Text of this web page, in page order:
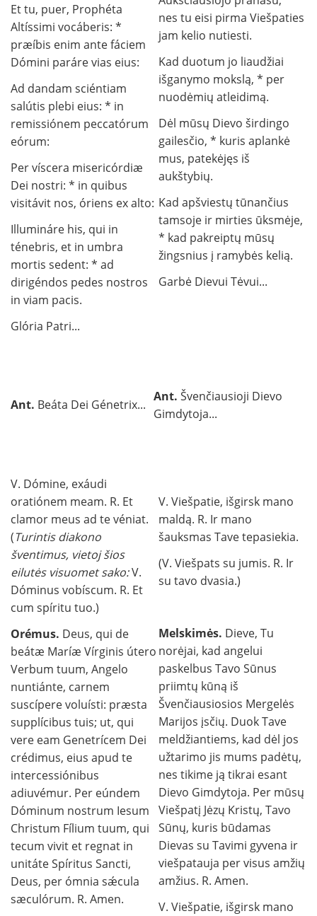
Et tu, puer, Prophéta
Altíssimi vocáberis: *
præíbis enim ante fáciem
Dómini paráre vias eius:
Ad dandam sciéntiam
salútis plebi eius: * in
remissiónem peccatórum
eórum:
Per víscera misericórdiæ
Dei nostri: * in quibus
visitávit nos, óriens ex alto:
Illumináre his, qui in
ténebris, et in umbra
mortis sedent: * ad
dirigéndos pedes nostros
in viam pacis.
Glória Patri...
nes tu eisi pirma Viešpaties
jam kelio nutiesti.
Kad duotum jo liaudžiai
išganymo mokslą, * per
nuodėmių atleidimą.
Dėl mūsų Dievo širdingo
gailesčio, * kuris aplankė
mus, patekėjęs iš
aukštybių.
Kad apšviestų tūnančius
tamsoje ir mirties ūksmėje,
* kad pakreiptų mūsų
žingsnius į ramybės kelią.
Garbė Dievui Tėvui...
Ant. Beáta Dei Génetrix...
Ant. Švenčiausioji Dievo
Gimdytoja...
V. Dómine, exáudi
oratiónem meam. R. Et
clamor meus ad te véniat.
(Turintis diakono
šventimus, vietoj šios
eilutės visuomet sako:V.
Dóminus vobíscum. R. Et
cum spíritu tuo.)
Orémus. Deus, qui de
beátæ Maríæ Vírginis útero
Verbum tuum, Angelo
nuntiánte, carnem
suscípere voluísti: præsta
supplícibus tuis; ut, qui
vere eam Genetrícem Dei
crédimus, eius apud te
intercessiónibus
adiuvémur. Per eúndem
Dóminum nostrum Iesum
Christum Fílium tuum, qui
tecum vivit et regnat in
unitáte Spíritus Sancti,
Deus, per ómnia sǽcula
sæculórum. R. Amen.
V. Viešpatie, išgirsk mano
maldą. R. Ir mano
šauksmas Tave tepasiekia.
(V. Viešpats su jumis. R. Ir
su tavo dvasia.)
Melskimės. Dieve, Tu
norėjai, kad angelui
paskelbus Tavo Sūnus
priimtų kūną iš
Švenčiausiosios Mergelės
Marijos įsčių. Duok Tave
meldžiantiems, kad dėl jos
užtarimo jis mums padėtų,
nes tikime ją tikrai esant
Dievo Gimdytoja. Per mūsų
Viešpatį Jėzų Kristų, Tavo
Sūnų, kuris būdamas
Dievas su Tavimi gyvena ir
viešpatauja per visus amžių
amžius. R. Amen.
V. Viešpatie, išgirsk mano